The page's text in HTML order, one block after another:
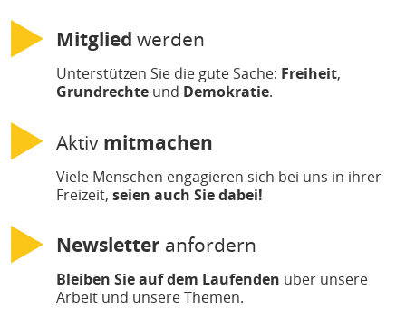
Mitglied werden
Unterstützen Sie die gute Sache: Freiheit,
Grundrechte und Demokratie.
Aktiv mitmachen
Viele Menschen engagieren sich bei uns in ihrer
Freizeit, seien auch Sie dabei!
Newsletter anfordern
Bleiben Sie auf dem Laufenden über unsere
Arbeit und unsere Themen.